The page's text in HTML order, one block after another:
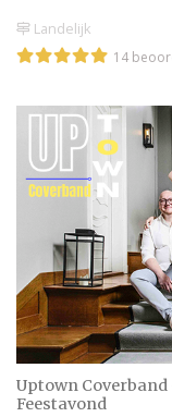
Landelijk
14
Uptown
Feestavond